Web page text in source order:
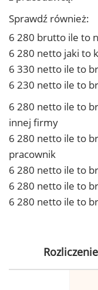
Sprawdź również:
6 280 brutto ile to
6 280 netto jaki to
6 330 netto ile to
6 230 netto ile to
6 280 netto ile to
innej firmy
6 280 netto ile to
pracownik
6 280 netto ile to
6 280 netto ile to
6 280 netto ile to